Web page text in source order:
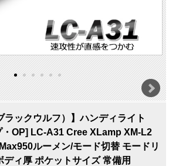
ラックウルフ）】ハンディライト
・OP] LC-A31 Cree XLamp XM-L2
ルーメン/モード切替 モードリ
ディ厚 ポケットサイズ 常備用